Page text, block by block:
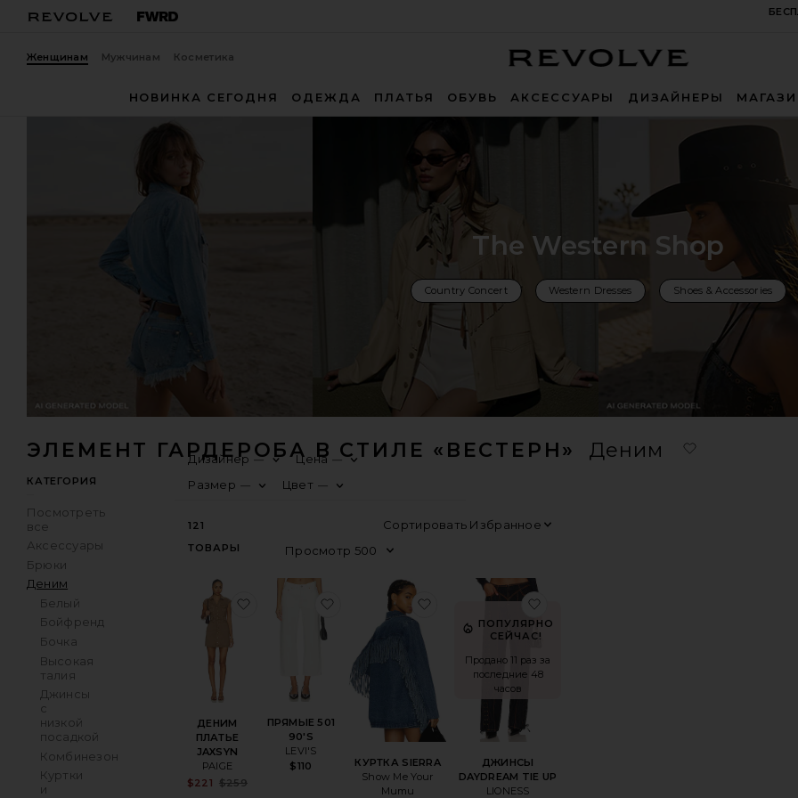
Женщинам Мужчинам Косметика
НОВИНКА СЕГОДНЯ ОДЕЖДА ПЛАТЬЯ ОБУВЬ АКСЕССУАРЫ ДИЗАЙНЕРЫ
The Western Shop
Country Concert Western Dresses Shoes & Accessories
ЭЛЕМЕНТ ГАРДЕРОБА В СТИЛЕ «ВЕСТЕРН» Деним
КАТЕГОРИЯ
Посмотреть
все
Аксессуары
Брюки
Деним
Белый
Бойфренд
Бочка
Высокая
талия
Джинсы
с
низкой
посадкой
Комбинезон
Куртки
и
Дизайнер —
Цена —
Размер —
Цвет —
121
ТОВАРЫ
Сортировать
ДЕНИМ
ПЛАТЬЕ
JAXSYN
PAIGE
$221 $259
избранноеДЕНИМ ПЛАТЬЕ JAXSYN
ПРЯМЫЕ 501
90'S
LEVI'S
$110
избранноеПРЯМЫЕ 501 90'S
КУРТКА SIERRA
Show Me Your
Mumu
избранноеКУРТКА SIERRA
ПОПУЛЯРНО
СЕЙЧАС!
Продано 11 раз за
последние 48
часов
ДЖИНСЫ
DAYDREAM TIE UP
LIONESS